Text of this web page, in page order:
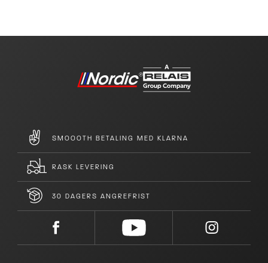
SMOOOTH BETALING MED KLARNA
RASK LEVERING
30 DAGERS ANGREFRIST